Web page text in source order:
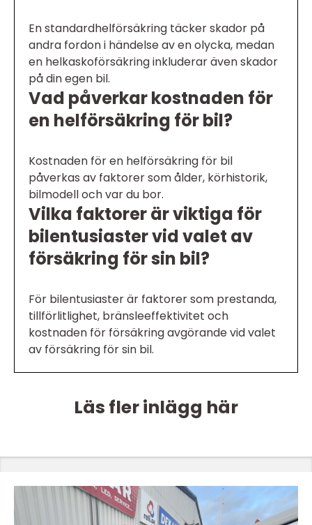
En standardhelförsäkring täcker skador på
andra fordon i händelse av en olycka, medan
en helkaskoförsäkring inkluderar även skador
på din egen bil.
Vad påverkar kostnaden för
en helförsäkring för bil?
Kostnaden för en helförsäkring för bil
påverkas av faktorer som ålder, körhistorik,
bilmodell och var du bor.
Vilka faktorer är viktiga för
bilentusiaster vid valet av
försäkring för sin bil?
För bilentusiaster är faktorer som prestanda,
tillförlitlighet, bränsleeffektivitet och
kostnaden för försäkring avgörande vid valet
av försäkring för sin bil.
Läs fler inlägg här